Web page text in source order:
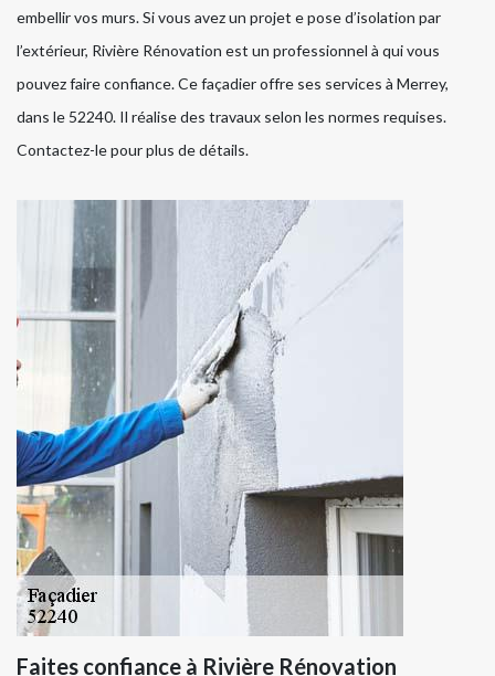
embellir vos murs. Si vous avez un projet e pose d’isolation par
l’extérieur, Rivière Rénovation est un professionnel à qui vous
pouvez faire confiance. Ce façadier offre ses services à Merrey,
dans le 52240. Il réalise des travaux selon les normes requises.
Contactez-le pour plus de détails.
Faites confiance à Rivière Rénovation